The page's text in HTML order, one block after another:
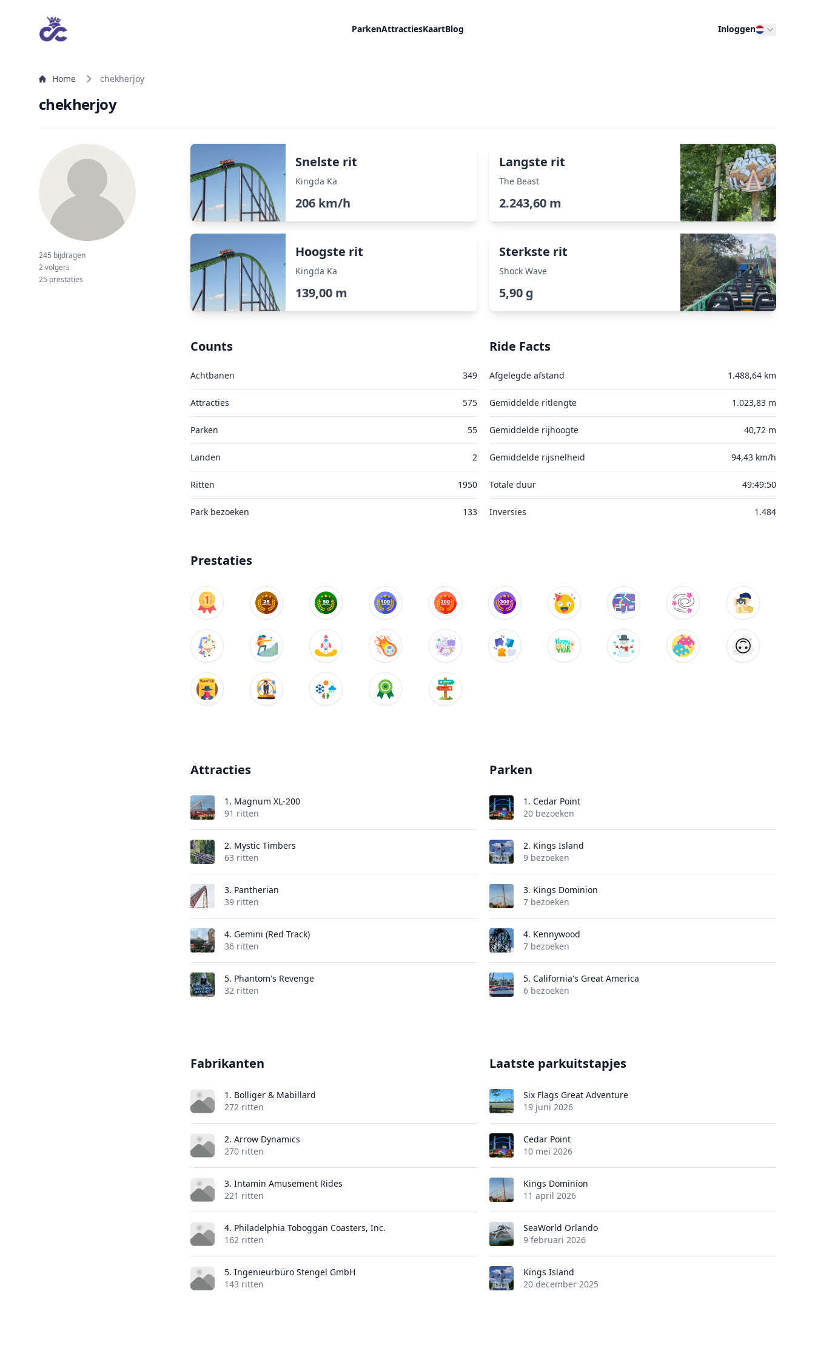
ParkenAttractiesKaartBlog Inloggen
Home chekherjoy
chekherjoy
245 bijdragen
2 volgers
25 prestaties
Snelste rit
Kingda Ka
206 km/h
Langste rit
The Beast
2.243,60 m
Hoogste rit
Kingda Ka
139,00 m
Sterkste rit
Shock Wave
5,90 g
Counts
Achtbanen 349
Attracties 575
Parken 55
Landen 2
Ritten 1950
Park bezoeken 133
Ride Facts
Afgelegde afstand 1.488,64 km
Gemiddelde ritlengte 1.023,83 m
Gemiddelde rijhoogte 40,72 m
Gemiddelde rijsnelheid 94,43 km/h
Totale duur 49:49:50
Inversies 1.484
Prestaties
Attracties
1. Magnum XL-200
91 ritten
2. Mystic Timbers
63 ritten
3. Pantherian
39 ritten
4. Gemini (Red Track)
36 ritten
5. Phantom's Revenge
32 ritten
Parken
1. Cedar Point
20 bezoeken
2. Kings Island
9 bezoeken
3. Kings Dominion
7 bezoeken
4. Kennywood
7 bezoeken
5. California's Great America
6 bezoeken
Fabrikanten
1. Bolliger & Mabillard
272 ritten
2. Arrow Dynamics
270 ritten
3. Intamin Amusement Rides
221 ritten
4. Philadelphia Toboggan Coasters, Inc.
162 ritten
5. Ingenieurbüro Stengel GmbH
143 ritten
Laatste parkuitstapjes
Six Flags Great Adventure
19 juni 2026
Cedar Point
10 mei 2026
Kings Dominion
11 april 2026
SeaWorld Orlando
9 februari 2026
Kings Island
20 december 2025